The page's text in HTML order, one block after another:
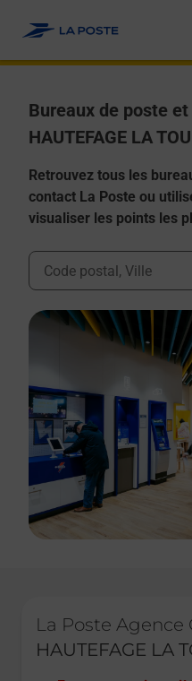
Bureaux de poste
HAUTEFAGE LA
Retrouvez tous les
contact La Poste ou
visualiser les points les
Ville, Département, Code
La Poste
HAUTEFAGE LA